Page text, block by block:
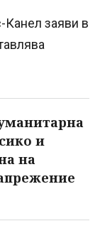
заяви в
и
на